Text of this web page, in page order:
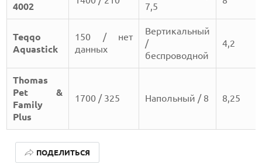
4002
7,5
Teqqo
Aquastick
150 / нет
данных
Вертикальный
/
беспроводной
4,2
Thomas
Pet &
Family
Plus
1700 / 325 Напольный / 8 8,25
ПОДЕЛИТЬСЯ
ЛУЧШИЕ ВИДЕОРЕГИСТРАТОРЫ В 2026 ГОДУ